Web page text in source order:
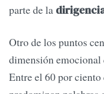
parte de la
Otro de los puntos
dimensión emocional
Entre el 60 por ciento